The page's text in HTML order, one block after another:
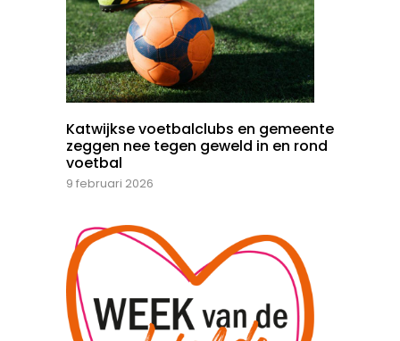
Katwijkse voetbalclubs en gemeente
zeggen nee tegen geweld in en rond
voetbal
9 februari 2026